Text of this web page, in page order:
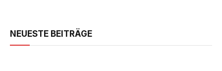
NEUESTE BEITRÄGE